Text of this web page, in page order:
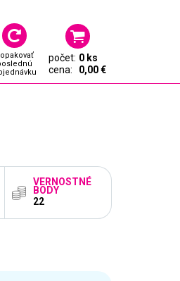
počet: 0 ks
cena:
0,00 €
VERNOSTNÉ
BODY
22